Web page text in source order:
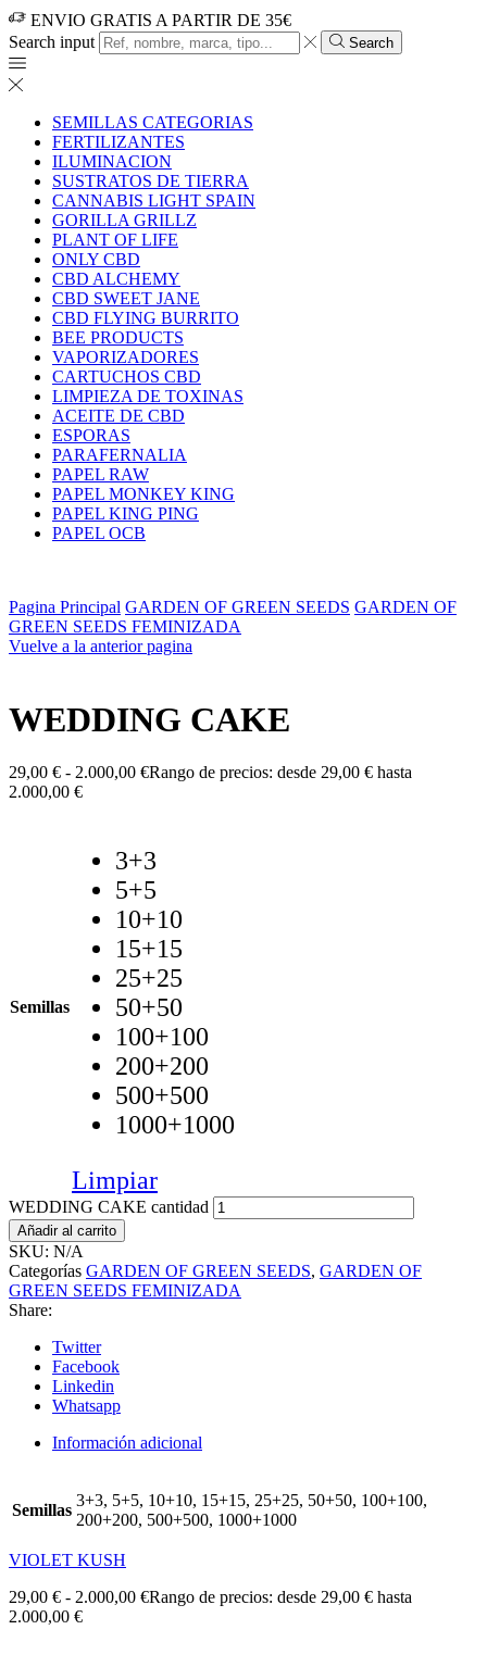
ENVIO GRATIS A PARTIR DE 35€
Search input
Search
SEMILLAS CATEGORIAS
FERTILIZANTES
ILUMINACION
SUSTRATOS DE TIERRA
CANNABIS LIGHT SPAIN
GORILLA GRILLZ
PLANT OF LIFE
ONLY CBD
CBD ALCHEMY
CBD SWEET JANE
CBD FLYING BURRITO
BEE PRODUCTS
VAPORIZADORES
CARTUCHOS CBD
LIMPIEZA DE TOXINAS
ACEITE DE CBD
ESPORAS
PARAFERNALIA
PAPEL RAW
PAPEL MONKEY KING
PAPEL KING PING
PAPEL OCB
Pagina Principal GARDEN OF GREEN SEEDS GARDEN OF
GREEN SEEDS FEMINIZADA
Vuelve a la anterior pagina
WEDDING CAKE
29,00 € - 2.000,00 €Rango de precios: desde 29,00 € hasta
2.000,00 €
Semillas
3+3
5+5
10+10
15+15
25+25
50+50
100+100
200+200
500+500
1000+1000
Limpiar
WEDDING CAKE cantidad
Añadir al carrito
SKU: N/A
Categorías GARDEN OF GREEN SEEDS, GARDEN OF
GREEN SEEDS FEMINIZADA
Share:
Twitter
Facebook
Linkedin
Whatsapp
Información adicional
Semillas
3+3, 5+5, 10+10, 15+15, 25+25, 50+50, 100+100,
200+200, 500+500, 1000+1000
VIOLET KUSH
29,00 € - 2.000,00 €Rango de precios: desde 29,00 € hasta
2.000,00 €